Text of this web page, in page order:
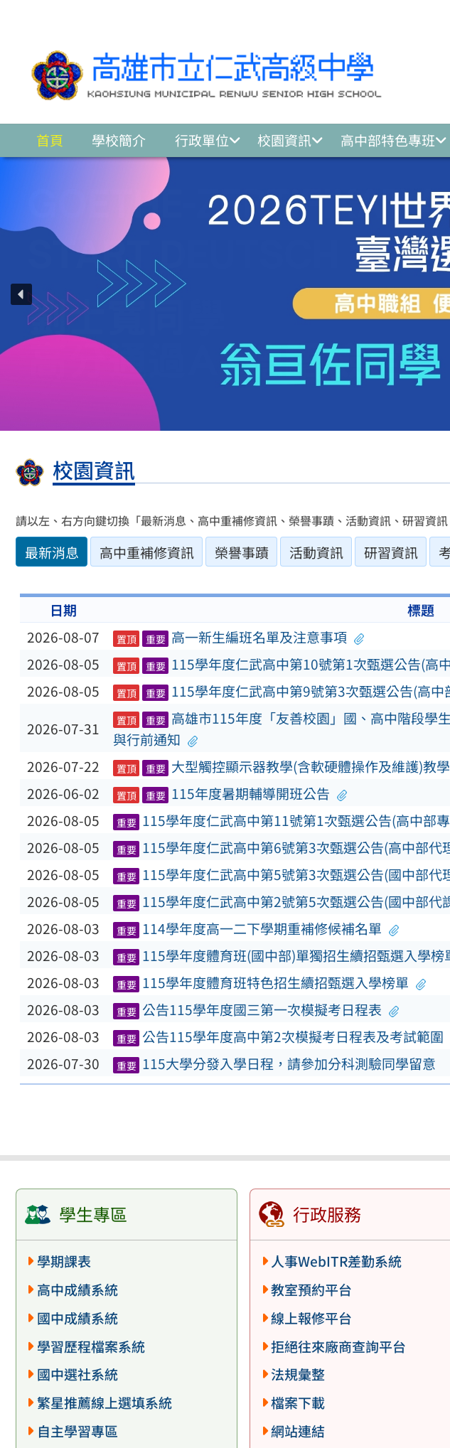
首頁 學校簡介 行政單位 校園資訊 高中部特色專班
校園資訊
請以左、右方向鍵切換「最新消息、高中重補修資訊、榮譽事蹟、活動資訊、研習資
最新消息 高中重補修資訊 榮譽事蹟 活動資訊 研習資訊
日期 標題
2026-08-07
置頂 重要 高一新生編班名單及注意事項
2026-08-05 置頂 重要 115學年度仁武高中第10號第1次甄選公告(高
2026-08-05 置頂 重要 115學年度仁武高中第9號第3次甄選公告(高
2026-07-31 置頂 重要 高雄市115年度「友善校園」國、高中階段
與行前通知
2026-07-22 置頂 重要 大型觸控顯示器教學(含軟硬體操作及維護)教
2026-06-02 置頂 重要 115年度暑期輔導開班公告
2026-08-05 重要 115學年度仁武高中第11號第1次甄選公告(高中部
2026-08-05 重要 115學年度仁武高中第6號第3次甄選公告(高中部代
2026-08-05 重要 115學年度仁武高中第5號第3次甄選公告(國中部代
2026-08-05 重要 115學年度仁武高中第2號第5次甄選公告(國中部代
2026-08-03 重要 114學年度高一二下學期重補修候補名單
2026-08-03 重要 115學年度體育班(國中部)單獨招生續招甄選入學榜
2026-08-03 重要 115學年度體育班特色招生續招甄選入學榜單
2026-08-03 重要 公告115學年度國三第一次模擬考日程表
2026-08-03 重要 公告115學年度高中第2次模擬考日程表及考試範圍
2026-07-30 重要 115大學分發入學日程，請參加分科測驗同學留意
學生專區
學期課表
高中成績系統
國中成績系統
學習歷程檔案系統
國中選社系統
繁星推薦線上選填系統
自主學習專區
行政服務
人事WebITR差勤系統
教室預約平台
線上報修平台
拒絕往來廠商查詢平台
法規彙整
檔案下載
網站連結